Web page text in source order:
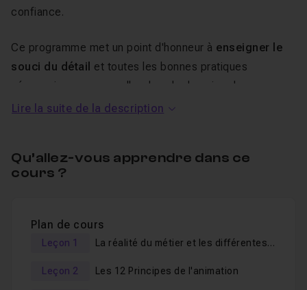
confiance.
Ce programme met un point d'honneur à enseigner le
souci du détail et toutes les bonnes pratiques
nécessaires pour exceller dans le domaine de
l'animation 3D.
les bases, cette formation vous offre les outils et les
connaissances indispensables pour réussir dans cette
est structurée en modules clairs et accessibles,
permettant à chaque apprenant de progresser à son
Lire la suite de la description
Qu’allez-vous apprendre dans ce
cours ?
Plan de cours
Leçon 1 La réalité du métier et les différentes opportunités de carrière
Leçon 2 Les 12 Principes de l'animation